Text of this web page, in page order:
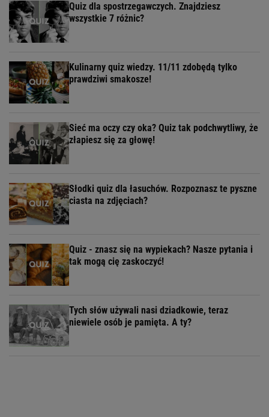
Quiz dla spostrzegawczych. Znajdziesz
wszystkie 7 różnic?
Kulinarny quiz wiedzy. 11/11 zdobędą tylko
prawdziwi smakosze!
Sieć ma oczy czy oka? Quiz tak podchwytliwy, że
złapiesz się za głowę!
Słodki quiz dla łasuchów. Rozpoznasz te pyszne
ciasta na zdjęciach?
Quiz - znasz się na wypiekach? Nasze pytania i
tak mogą cię zaskoczyć!
Tych słów używali nasi dziadkowie, teraz
niewiele osób je pamięta. A ty?